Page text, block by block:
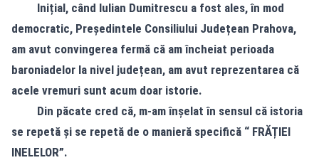
Inițial, când Iulian Dumitrescu a fost ales, în mod
democratic, Președintele Consiliului Județean Prahova,
am avut convingerea fermă că am încheiat perioada
baroniadelor la nivel județean, am avut reprezentarea că
acele vremuri sunt acum doar istorie.
Din păcate cred că, m-am înșelat în sensul că istoria
se repetă și se repetă de o manieră specifică “ FRĂȚIEI
INELELOR”.